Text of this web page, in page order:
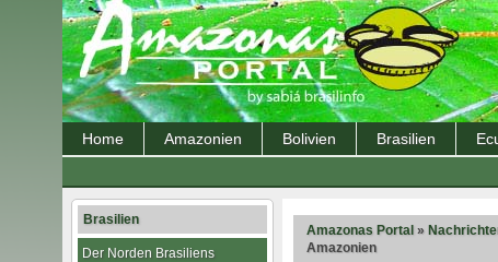
Home Amazonien Bolivien Brasilien
Amazonas Portal »
Amazonien
Brasilien
Der Norden Brasiliens